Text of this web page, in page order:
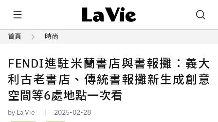
首頁 時尚
FENDI進駐米蘭書店與書報攤：義大
利古老書店、傳統書報攤新生成創意
空間等6處地點一次看
by La Vie 2025-02-28